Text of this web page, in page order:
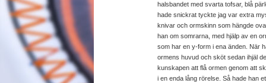
halsbandet med svarta tofsar, blå
hade snickrat tyckte jag var extra
knivar och ormskinn som hängde
han om somrarna, med hjälp av en
som har en y-form i ena änden. När
ormens huvud och sköt sedan ihjäl
kunskapen att flå ormen genom att
i en enda lång rörelse. Så hade han